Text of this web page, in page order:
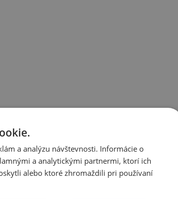
a analýzu návštevnosti. Informácie o
a analytickými partnermi, ktorí ich
alebo ktoré zhromaždili pri používaní